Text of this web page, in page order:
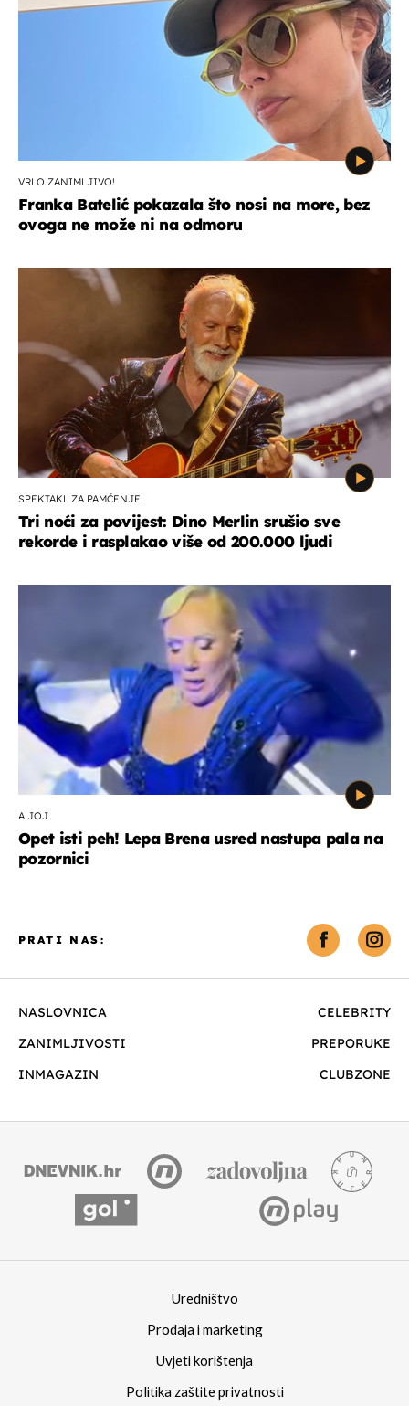
VRLO ZANIMLJIVO!
Franka Batelić pokazala što nosi na more, bez
ovoga ne može ni na odmoru
SPEKTAKL ZA PAMĆENJE
Tri noći za povijest: Dino Merlin srušio sve
rekorde i rasplakao više od 200.000 ljudi
A JOJ
Opet isti peh! Lepa Brena usred nastupa pala na
pozornici
NASLOVNICA
CELEBRITY
ZANIMLJIVOSTI
PREPORUKE
INMAGAZIN
CLUBZONE
PRATI NAS:
Uredništvo
Prodaja i marketing
Uvjeti korištenja
Politika zaštite privatnosti